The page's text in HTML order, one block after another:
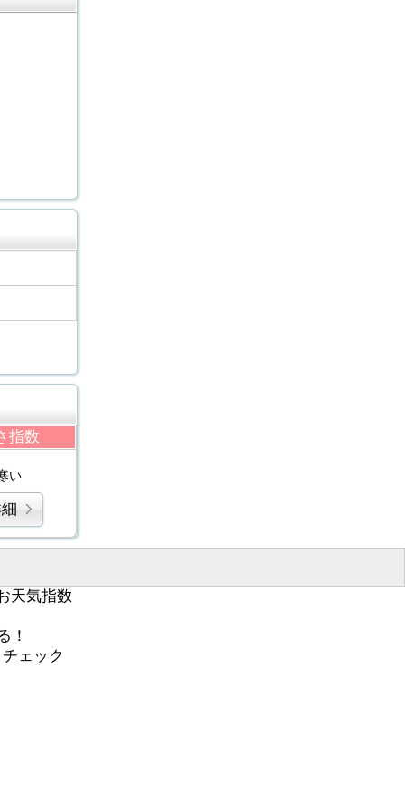
指数
い
天気指数
！
ェック